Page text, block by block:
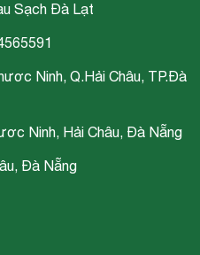
Sạch Đà Lạt
Ninh, Q.Hải Châu, TP.Đà
Ninh, Hải Châu, Đà Nẵng
Đà Nẵng